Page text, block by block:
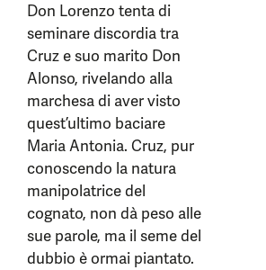
Don Lorenzo tenta di
seminare discordia tra
Cruz e suo marito Don
Alonso, rivelando alla
marchesa di aver visto
quest’ultimo baciare
Maria Antonia. Cruz, pur
conoscendo la natura
manipolatrice del
cognato, non dà peso alle
sue parole, ma il seme del
dubbio è ormai piantato.